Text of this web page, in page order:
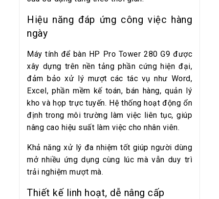
Hiệu năng đáp ứng công việc hàng
ngày
Máy tính để bàn HP Pro Tower 280 G9 được
xây dựng trên nền tảng phần cứng hiện đại,
đảm bảo xử lý mượt các tác vụ như Word,
Excel, phần mềm kế toán, bán hàng, quản lý
kho và họp trực tuyến. Hệ thống hoạt động ổn
định trong môi trường làm việc liên tục, giúp
nâng cao hiệu suất làm việc cho nhân viên.
Khả năng xử lý đa nhiệm tốt giúp người dùng
mở nhiều ứng dụng cùng lúc mà vẫn duy trì
trải nghiệm mượt mà.
Thiết kế linh hoạt, dễ nâng cấp